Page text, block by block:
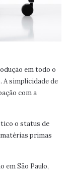
em todo o
A simplicidade de
com a
o status de
primas
em São Paulo,